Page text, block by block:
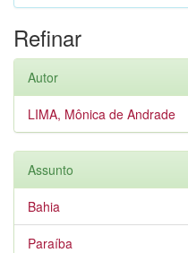
Refinar
Autor
LIMA, Mônica de Andrade
Assunto
Bahia
Paraíba